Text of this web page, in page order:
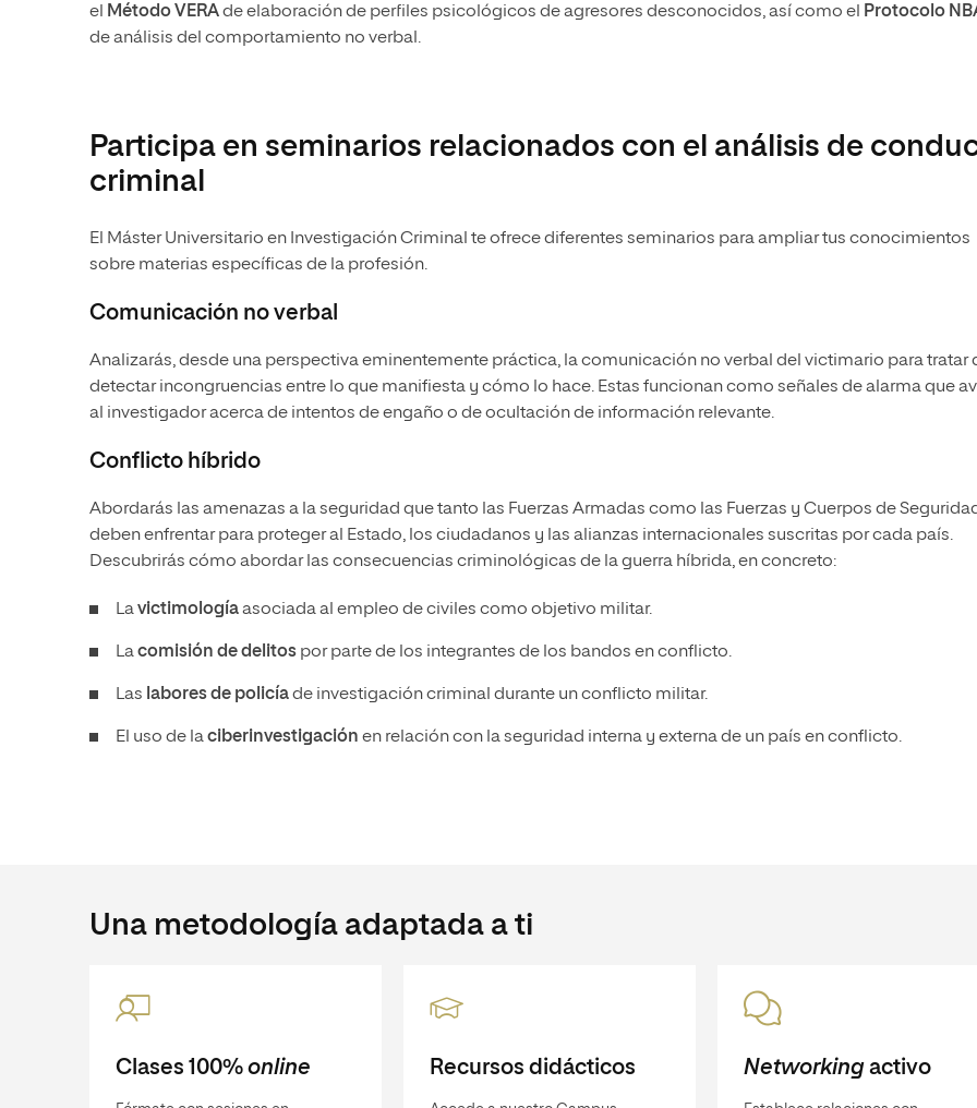
el
Método VERAde elaboración de perfiles psicológicos de agresores desconocidos, así como el
Protocolo
de análisis del comportamiento no verbal.
Participa en seminarios relacionados con el análisis de
criminal
El Máster Universitario en Investigación Criminal te ofrece diferentes seminarios para ampliar tus conocimientos
sobre materias específicas de la profesión.
Comunicación no verbal
Analizarás, desde una perspectiva eminentemente práctica, la comunicación no verbal del victimario para tratar
detectar incongruencias entre lo que manifiesta y cómo lo hace. Estas funcionan como señales de alarma que
al investigador acerca de intentos de engaño o de ocultación de información relevante.
Conflicto híbrido
Abordarás las amenazas a la seguridad que tanto las Fuerzas Armadas como las Fuerzas y Cuerpos de
deben enfrentar para proteger al Estado, los ciudadanos y las alianzas internacionales suscritas por cada país.
Descubrirás cómo abordar las consecuencias criminológicas de la guerra híbrida, en concreto:
Lavictimologíaasociada al empleo de civiles como objetivo militar.
Lacomisión de delitos por parte de los integrantes de los bandos en conflicto.
Las labores de policíade investigación criminal durante un conflicto militar.
El uso de laciberinvestigación en relación con la seguridad interna y externa de un país en conflicto.
Una metodología adaptada a ti
Clases 100% online Recursos didácticos Networkingactivo